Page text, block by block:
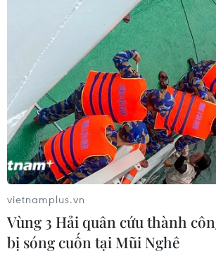
vietnamplus.vn
Vùng 3 Hải quân cứu thành
bị sóng cuốn tại Mũi Nghê